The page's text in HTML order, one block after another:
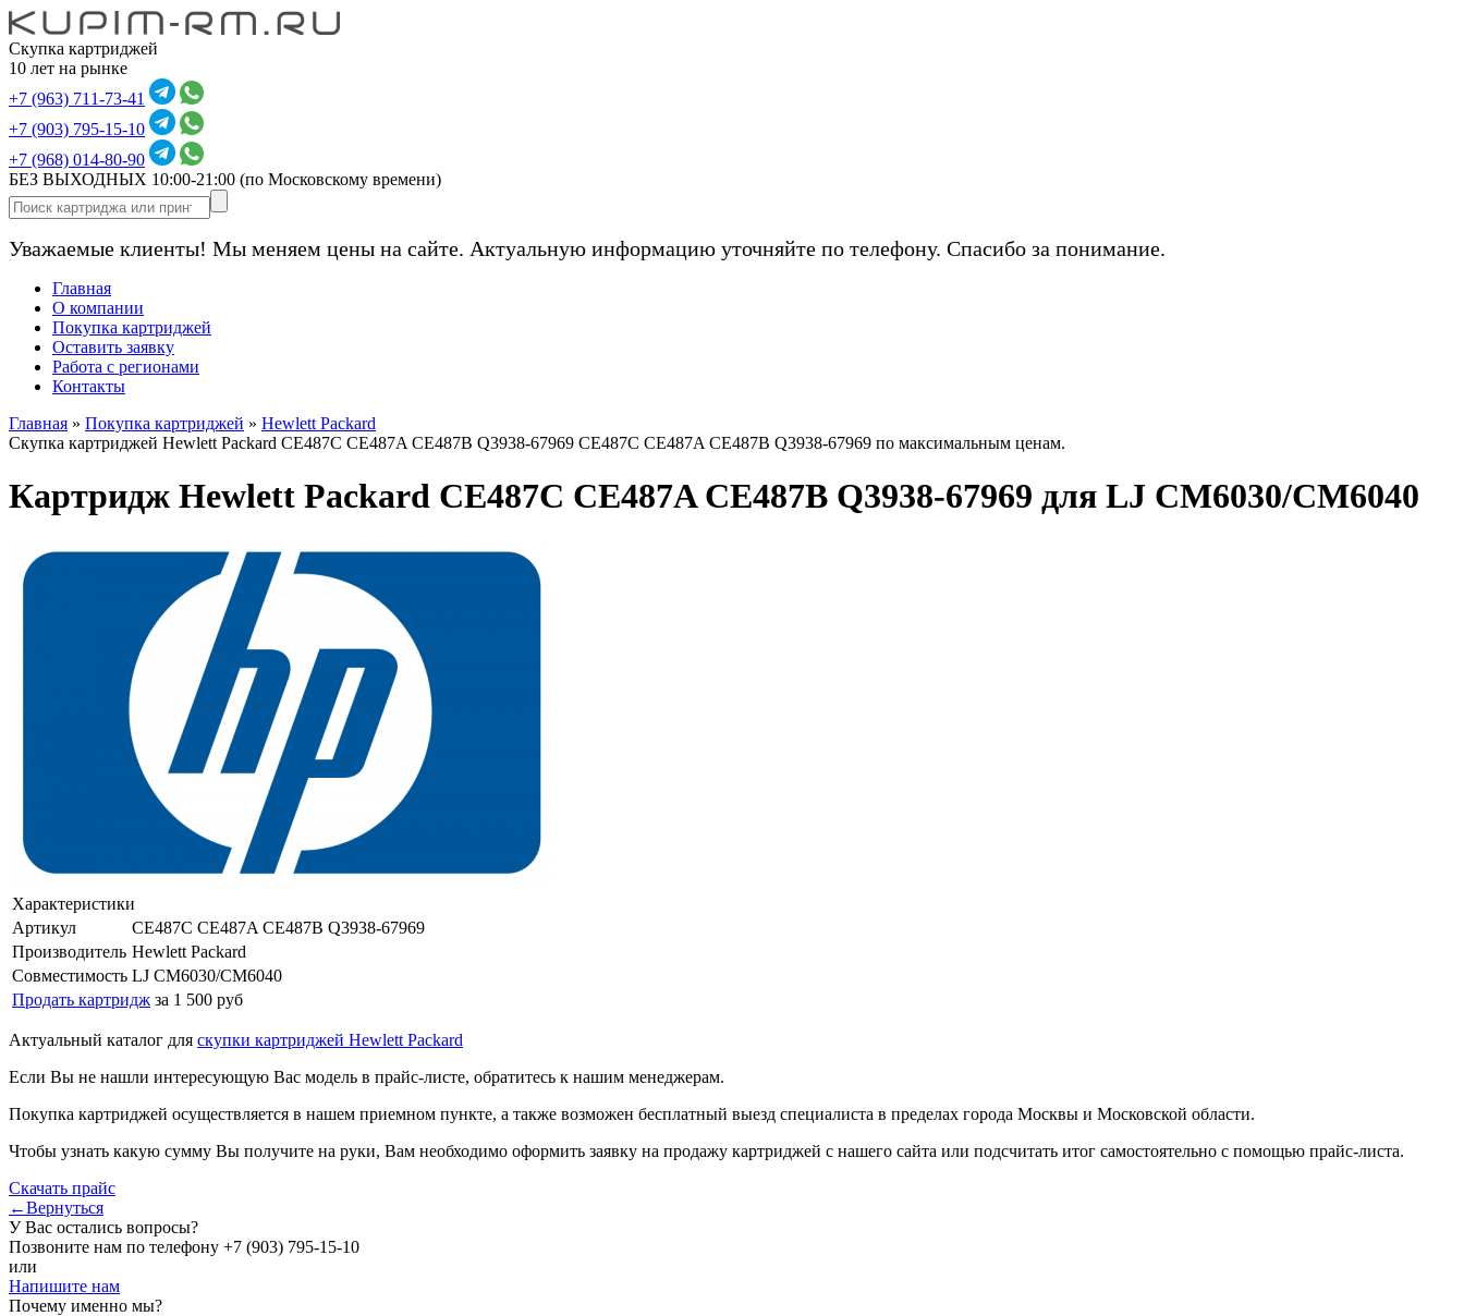
Скупка картриджей
10 лет на рынке
+7 (963) 711-73-41
+7 (903) 795-15-10
+7 (968) 014-80-90
БЕЗ ВЫХОДНЫХ 10:00-21:00 (по Московскому времени)
Уважаемые клиенты! Мы меняем цены на сайте. Актуальную информацию уточняйте по телефону. Спасибо за понимание.
Главная
О компании
Покупка картриджей
Оставить заявку
Работа с регионами
Контакты
Главная » Покупка картриджей » Hewlett Packard
Скупка картриджей Hewlett Packard CE487C CE487A CE487B Q3938-67969 CE487C CE487A CE487B Q3938-67969 по максимальным ценам.
Картридж Hewlett Packard CE487C CE487A CE487B Q3938-67969 для LJ CM6030/CM6040
Характеристики
Артикул
CE487C CE487A CE487B Q3938-67969
Производитель Hewlett Packard
Совместимость LJ CM6030/CM6040
Продать картридж за 1 500 руб
Актуальный каталог для скупки картриджей Hewlett Packard
Если Вы не нашли интересующую Вас модель в прайс-листе, обратитесь к нашим менеджерам.
Покупка картриджей осуществляется в нашем приемном пункте, а также возможен бесплатный выезд специалиста в пределах города Москвы и Московской области.
Чтобы узнать какую сумму Вы получите на руки, Вам необходимо оформить заявку на продажу картриджей с нашего сайта или подсчитать итог самостоятельно с помощью прайс-листа.
Скачать прайс
←Вернуться
У Вас остались вопросы?
Позвоните нам по телефону +7 (903) 795-15-10
или
Напишите нам
Почему именно мы?